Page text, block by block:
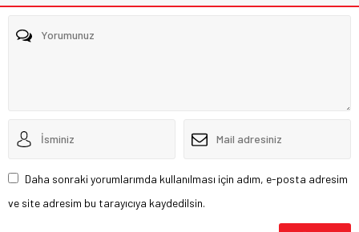
Daha sonraki yorumlarımda kullanılması için adım, e-posta adresim
ve site adresim bu tarayıcıya kaydedilsin.